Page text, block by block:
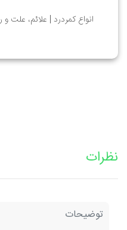
انواع کمردرد | علائم، علت
نظرات